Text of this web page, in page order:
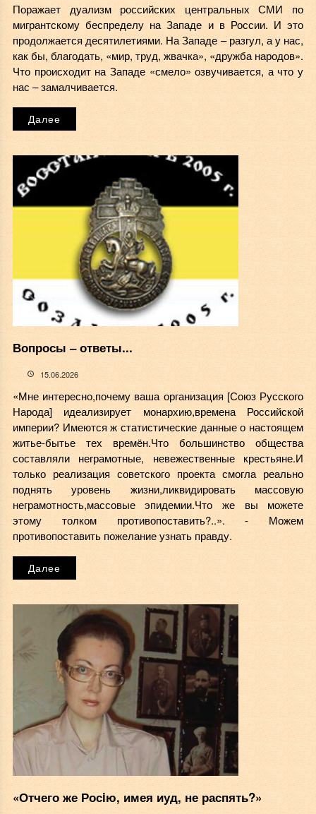
Поражает дуализм российских центральных СМИ по
мигрантскому беспределу на Западе и в России. И это
продолжается десятилетиями. На Западе – разгул, а у нас,
как бы, благодать, «мир, труд, жвачка», «дружба народов».
Что происходит на Западе «смело» озвучивается, а что у
нас – замалчивается.
Далее
Вопросы ‒ ответы...
15.06.2026
«Мне интересно,почему ваша организация [Союз Русского
Народа] идеализирует монархию,времена Российской
империи? Имеются ж статистические данные о настоящем
житье-бытье тех времён.Что большинство общества
составляли неграмотные, невежественные крестьяне.И
только реализация советского проекта смогла реально
поднять уровень жизни,ликвидировать массовую
неграмотность,массовые эпидемии.Что же вы можете
этому толком противопоставить?..». - Можем
противопоставить пожелание узнать правду.
Далее
«Отчего же Росiю, имея иуд, не распять?»